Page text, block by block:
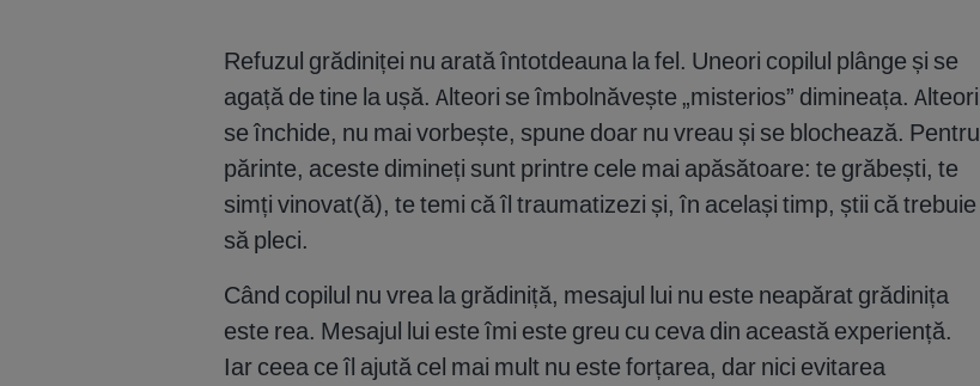
Refuzul grădiniței nu arată întotdeauna la fel. Uneori copilul plânge și se
agață de tine la ușă. Alteori se îmbolnăvește „misterios” dimineața. Alteori
se închide, nu mai vorbește, spune doar nu vreau și se blochează. Pentru
părinte, aceste dimineți sunt printre cele mai apăsătoare: te grăbești, te
simți vinovat(ă), te temi că îl traumatizezi și, în același timp, știi că trebuie
să pleci.
Când copilul nu vrea la grădiniță, mesajul lui nu este neapărat grădinița
este rea. Mesajul lui este îmi este greu cu ceva din această experiență.
Iar ceea ce îl ajută cel mai mult nu este forțarea, dar nici evitarea